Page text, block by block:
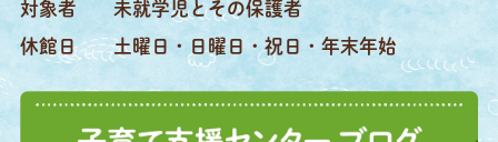
対象者 未就学児とその保護者
休館日 土曜日・日曜日・祝日・年末年始